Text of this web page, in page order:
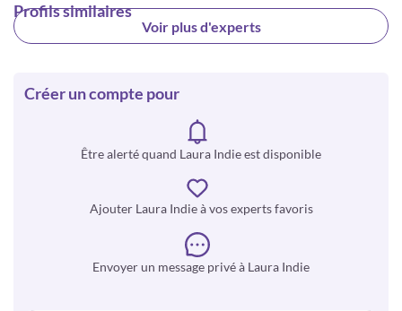
Profils similaires
Voir plus d'experts
Créer un compte pour
Être alerté quand Laura Indie est disponible
Ajouter Laura Indie à vos experts favoris
Envoyer un message privé à Laura Indie